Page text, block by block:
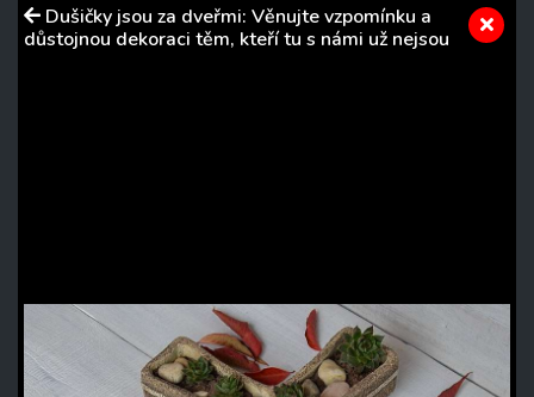
Dušičky jsou za dveřmi: Věnujte vzpomínku a
důstojnou dekoraci těm, kteří tu s námi už nejsou